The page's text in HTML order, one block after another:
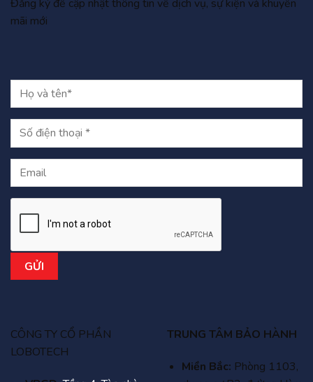
Liên hệ ngay với LOBOTECH để mua sản phẩm Bộ lưu điện
Phố Lưu Hữu Phước, Phường Từ Liêm, TP Hà Nội
Hotline : 0968 293 392
Email:saleslobotech@gmail.com
Đăng ký để cập nhật thông tin về dịch vụ, sự kiện và khuyến
mãi mới
CÔNG TY CỔ PHẦN
LOBOTECH
TRUNG TÂM BẢO HÀNH
Miền Bắc: Phòng 1103,